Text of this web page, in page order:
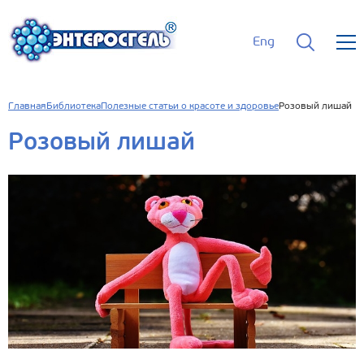
Eng
Главная БиблиотекаПолезные статьи о красоте и здоровьеРозовый лишай
Розовый лишай